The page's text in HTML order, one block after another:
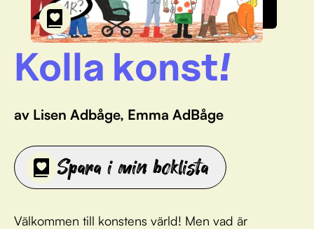
Kolla konst!
av Lisen Adbåge, Emma AdBåge
Spara i min boklista
Välkommen till konstens värld! Men vad är